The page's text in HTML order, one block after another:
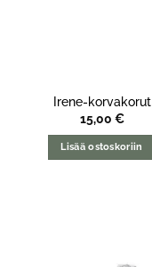
Irene-korvakorut
15,00 €
Lisää ostoskoriin